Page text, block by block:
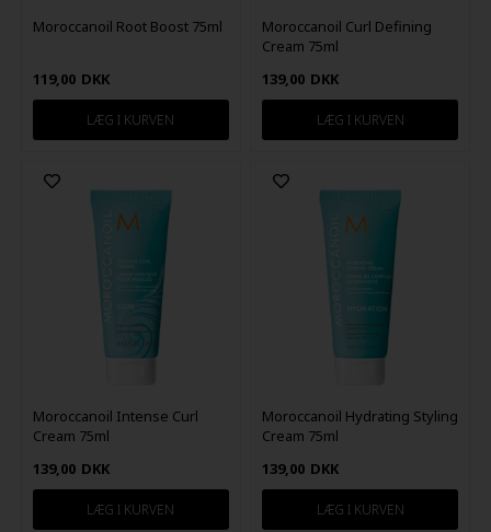
Moroccanoil Root Boost 75ml
119,00 DKK
Moroccanoil Curl Defining
Cream 75ml
139,00 DKK
Moroccanoil Intense Curl
Cream 75ml
139,00 DKK
Moroccanoil Hydrating Styling
Cream 75ml
139,00 DKK